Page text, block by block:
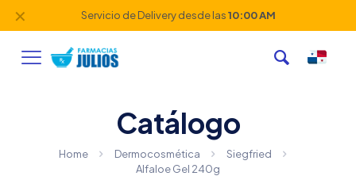
Servicio de Delivery desde las10:00 AM
✕
Catálogo
Home Dermocosmética
Siegfried
Alfaloe Gel 240g